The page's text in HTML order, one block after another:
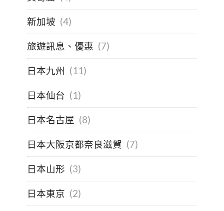
新加坡 (4)
旅遊訊息、優惠 (7)
日本九州 (11)
日本仙台 (1)
日本名古屋 (8)
日本大阪京都奈良滋賀 (7)
日本山形 (3)
日本東京 (2)